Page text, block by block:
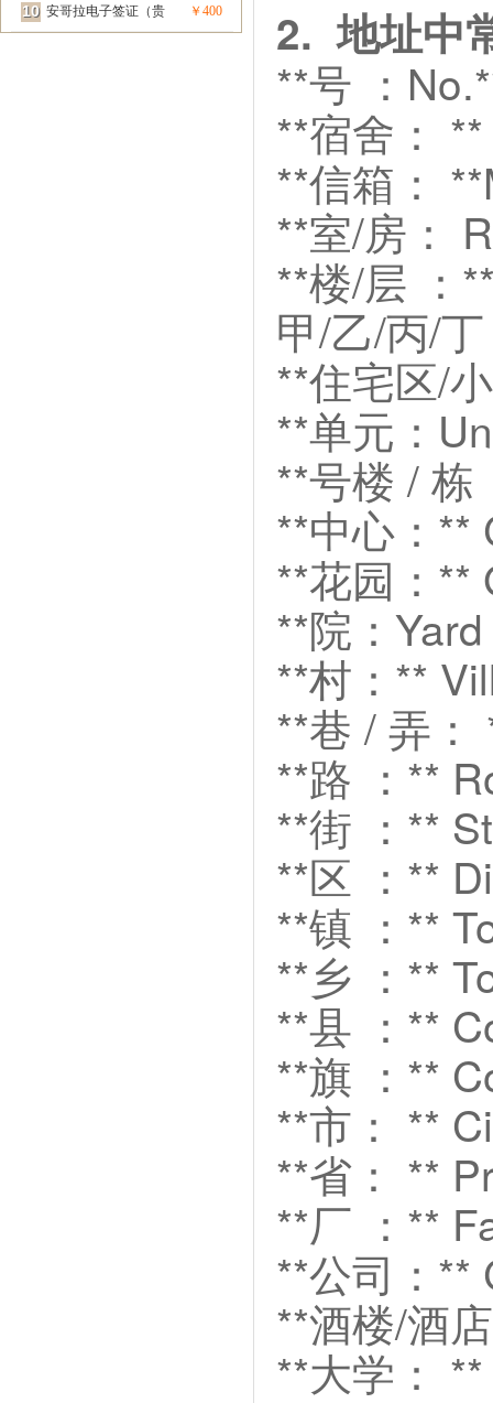
（贵宾签）
安哥拉电子签证（贵 ￥400
10 2. 地址中
**号 ：
**宿舍：
**信箱：
**室/房：
**楼/层 ：
甲/乙/丙/
**住宅区/
**单元：
**号楼 / 栋
**中心：
**花园：**
**院：
**村：**
**巷 / 弄：
**路 ：**
**街 ：**
**区 ：**
**镇 ：**
**乡 ：**
**县 ：**
**旗 ：**
**市： **
**省： **
**厂 ：**
**公司：**
**酒楼/酒
**大学：